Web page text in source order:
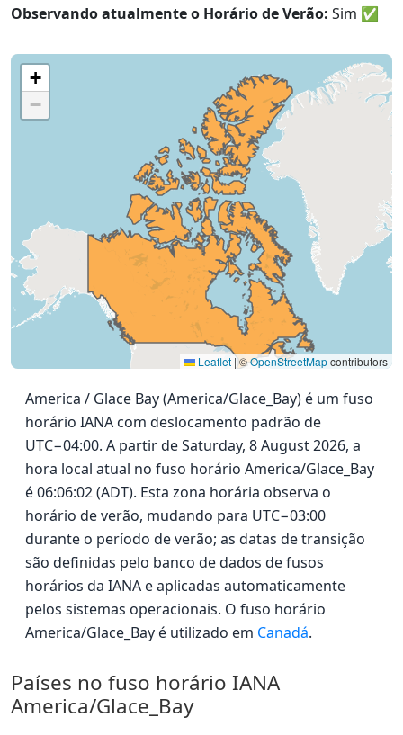
Observando atualmente o Horário de Verão: Sim ✅
+
−
Leaflet |©OpenStreetMapcontributors
America / Glace Bay (America/Glace_Bay) é um fuso
horário IANA com deslocamento padrão de
UTC−04:00. A partir de Saturday, 8 August 2026, a
hora local atual no fuso horário America/Glace_Bay
é 06:06:02 (ADT). Esta zona horária observa o
horário de verão, mudando para UTC−03:00
durante o período de verão; as datas de transição
são definidas pelo banco de dados de fusos
horários da IANA e aplicadas automaticamente
pelos sistemas operacionais. O fuso horário
America/Glace_Bay é utilizado em Canadá.
Países no fuso horário IANA
America/Glace_Bay